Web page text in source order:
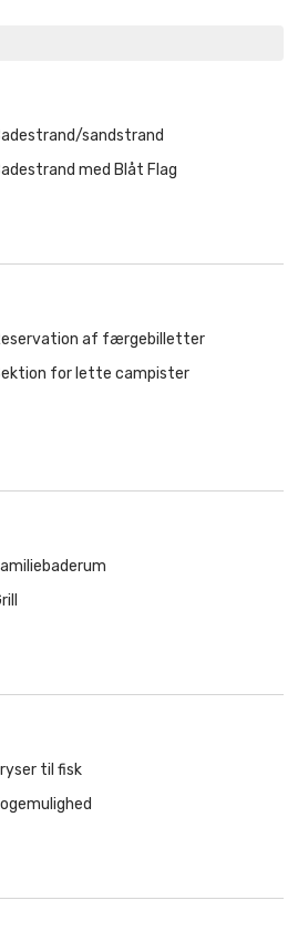
sandstrand
med Blåt Flag
af færgebilletter
for lette campister
til fisk